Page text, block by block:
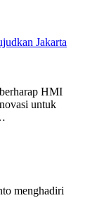
Jakarta
HMI
untuk
menghadiri